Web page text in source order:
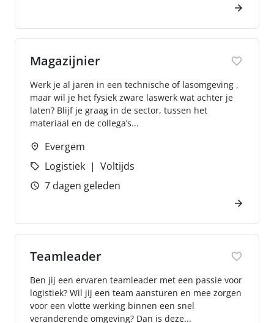
Magazijnier
Werk je al jaren in een technische of lasomgeving ,
maar wil je het fysiek zware laswerk wat achter je
laten? Blijf je graag in de sector, tussen het
materiaal en de collega’s...
Evergem
Logistiek
Voltijds
7 dagen geleden
Teamleader
Ben jij een ervaren teamleader met een passie voor
logistiek? Wil jij een team aansturen en mee zorgen
voor een vlotte werking binnen een snel
veranderende omgeving? Dan is deze...